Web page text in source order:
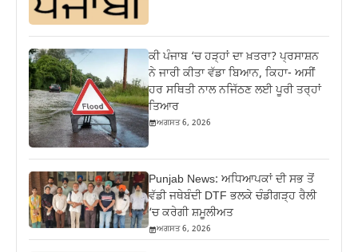
ਕੀ ਪੰਜਾਬ ‘ਚ ਹੜ੍ਹਾਂ ਦਾ ਖ਼ਤਰਾ? ਪ੍ਰਸਾਸ਼ਨ
ਨੇ ਜਾਰੀ ਕੀਤਾ ਵੱਡਾ ਬਿਆਨ, ਕਿਹਾ- ਅਸੀਂ
ਹਰ ਸਥਿਤੀ ਨਾਲ ਨਜਿੱਠਣ ਲਈ ਪੂਰੀ ਤਰ੍ਹਾਂ
ਤਿਆਰ
ਅਗਸਤ 6, 2026
Punjab News: ਅਧਿਆਪਕਾਂ ਦੀ ਸਭ ਤੋਂ
ਵੱਡੀ ਜਥੇਬੰਦੀ DTF ਭਲਕੇ ਚੰਡੀਗੜ੍ਹ ਰੈਲੀ
‘ਚ ਕਰੇਗੀ ਸ਼ਮੂਲੀਅਤ
ਅਗਸਤ 6, 2026